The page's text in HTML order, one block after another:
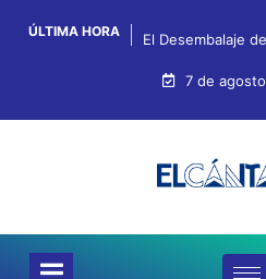
ÚLTIMA HORA El Desembalaje
7 de